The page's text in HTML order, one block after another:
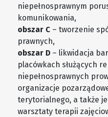
niepełnosprawnym
komunikowania,
obszar C – tworzenie
prawnych,
obszar D – likwidacja
placówkach służących
niepełnosprawnych
organizacje
terytorialnego, a także
warsztaty terapii